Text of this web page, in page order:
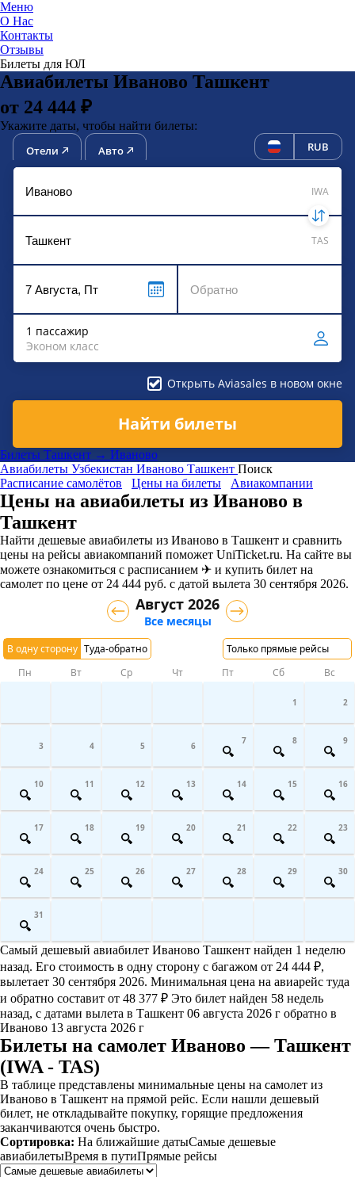
Меню
О Нас
Контакты
Отзывы
Билеты для ЮЛ
Авиабилеты Иваново Ташкент
от 24 444 ₽
Укажите даты, чтобы найти билеты:
Отели Авто RUB
IWA
TAS
1 пассажир
Эконом класс
Открыть Aviasales в новом окне
Найти билеты
Билеты Ташкент → Иваново
Авиабилеты Узбекистан Иваново Ташкент Поиск
Расписание самолётов
Цены на билеты Авиакомпании
Цены на авиабилеты из Иваново в
Ташкент
Найти дешевые авиабилеты из Иваново в Ташкент и сравнить
цены на рейсы авиакомпаний поможет UniTicket.ru. На сайте вы
можете ознакомиться с расписанием ✈ и купить билет на
самолет по цене от 24 444 руб. с датой вылета 30 сентября 2026.
В одну сторону Туда-обратно Только прямые рейсы
Август 2026
Все месяцы
Пн Вт Ср Чт Пт Сб Вс
1 2
3 4 5 6 7 8 9
10 11 12 13 14 15 16
17 18 19 20 21 22 23
24 25 26 27 28 29 30
31
Самый дешевый авиабилет Иваново Ташкент найден 1 неделю
назад. Его стоимость в одну сторону с багажом от 24 444 ₽,
вылетает 30 сентября 2026. Минимальная цена на авиарейс туда
и обратно составит от 48 377 ₽ Это билет найден 58 недель
назад, с датами вылета в Ташкент 06 августа 2026 г обратно в
Иваново 13 августа 2026 г
Билеты на самолет Иваново — Ташкент
(IWA - TAS)
В таблице представлены минимальные цены на самолет из
Иваново в Ташкент на прямой рейс. Если нашли дешевый
билет, не откладывайте покупку, горящие предложения
заканчиваются очень быстро.
Сортировка: На ближайшие датыСамые дешевые
авиабилетыВремя в путиПрямые рейсы